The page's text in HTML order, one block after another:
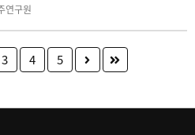
연구원
3 4 5